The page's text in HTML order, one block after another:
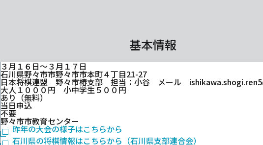
基本情報
３月１６日～３月１７日
石川県野々市市野々市市本町４丁目21-27
日本将棋連盟 野々市椿支部 担当：小谷 メール
大人１０００円 小中学生５００円
あり（無料）
当日申込
不要
野々市市教育センター
昨年の大会の様子はこちらから
石川県の将棋情報はこちらから（石川県支部連合会）